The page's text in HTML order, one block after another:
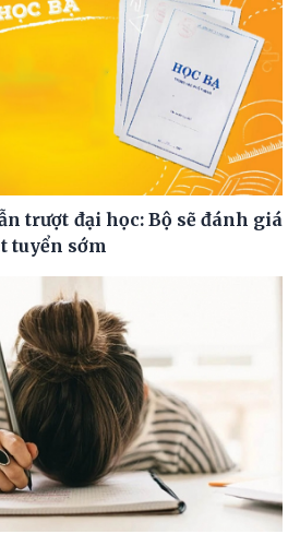
trượt đại học: Bộ sẽ đánh giá
tuyển sớm